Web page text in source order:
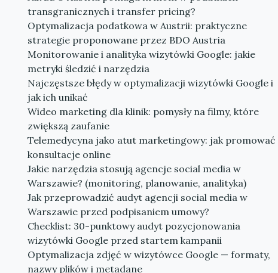
transgranicznych i transfer pricing?
Optymalizacja podatkowa w Austrii: praktyczne
strategie proponowane przez BDO Austria
Monitorowanie i analityka wizytówki Google: jakie
metryki śledzić i narzędzia
Najczęstsze błędy w optymalizacji wizytówki Google i
jak ich unikać
Wideo marketing dla klinik: pomysły na filmy, które
zwiększą zaufanie
Telemedycyna jako atut marketingowy: jak promować
konsultacje online
Jakie narzędzia stosują agencje social media w
Warszawie? (monitoring, planowanie, analityka)
Jak przeprowadzić audyt agencji social media w
Warszawie przed podpisaniem umowy?
Checklist: 30-punktowy audyt pozycjonowania
wizytówki Google przed startem kampanii
Optymalizacja zdjęć w wizytówce Google — formaty,
nazwy plików i metadane